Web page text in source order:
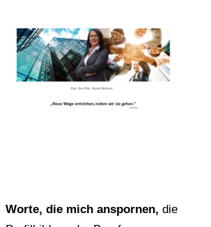
Worte, die mich anspornen, die